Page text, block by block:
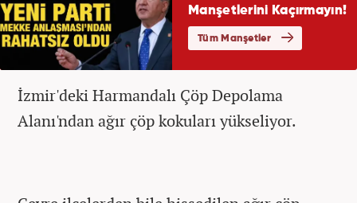
İzmir'deki Harmandalı Çöp Depolama
Alanı'ndan ağır çöp kokuları yükseliyor.